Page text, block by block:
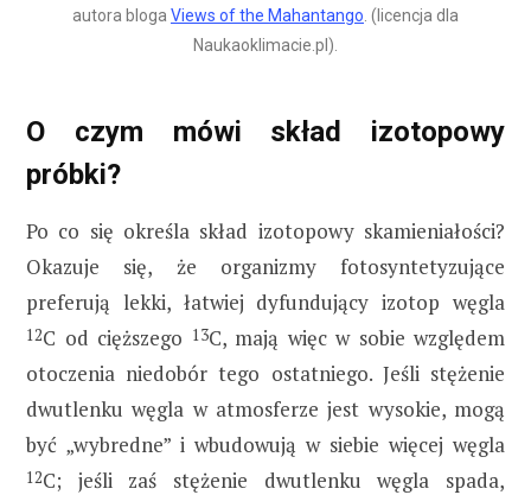
autora bloga Views of the Mahantango. (licencja dla
Naukaoklimacie.pl).
O czym mówi skład izotopowy
próbki?
Po co się określa skład izotopowy skamieniałości?
Okazuje się, że organizmy fotosyntetyzujące
preferują lekki, łatwiej dyfundujący izotop węgla
12C od cięższego 13C, mają więc w sobie względem
otoczenia niedobór tego ostatniego. Jeśli stężenie
dwutlenku węgla w atmosferze jest wysokie, mogą
być „wybredne” i wbudowują w siebie więcej węgla
12C; jeśli zaś stężenie dwutlenku węgla spada,